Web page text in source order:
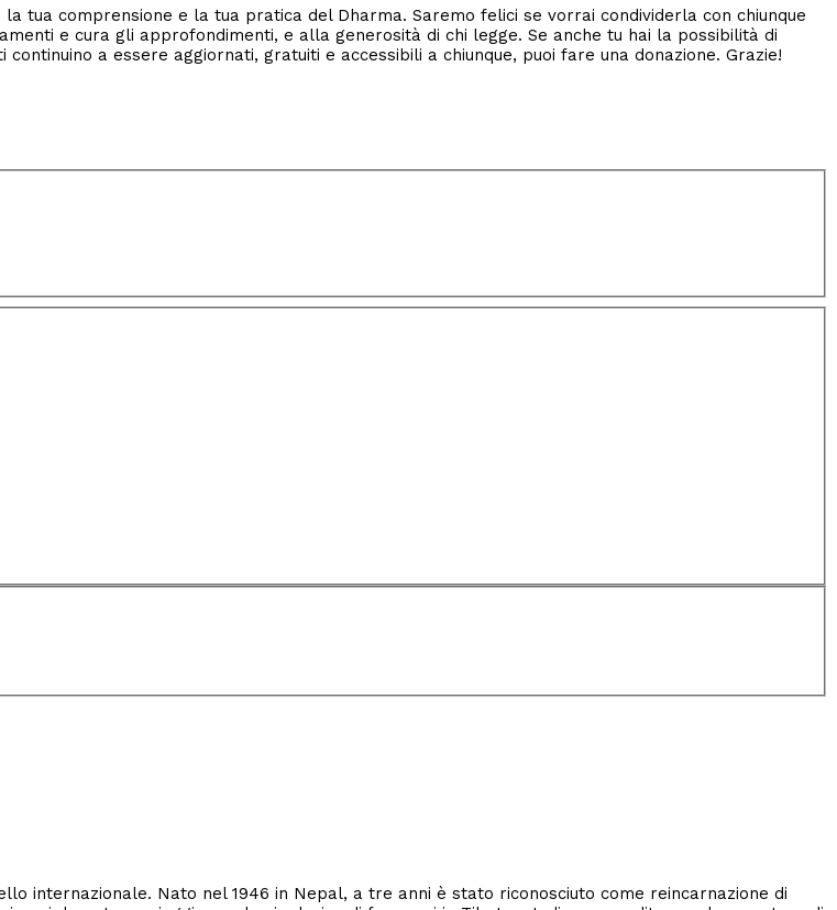
tua comprensione e la tua pratica del Dharma. Saremo felici se vorrai condividerla con chiunque
e cura gli approfondimenti, e alla generosità di chi legge. Se anche tu hai la possibilità di
a essere aggiornati, gratuiti e accessibili a chiunque, puoi fare una donazione. Grazie!
internazionale. Nato nel 1946 in Nepal, a tre anni è stato riconosciuto come reincarnazione di